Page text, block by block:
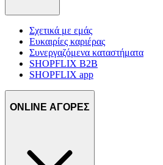
Σχετικά με εμάς
Ευκαιρίες καριέρας
Συνεργαζόμενα καταστήματα
SHOPFLIX B2B
SHOPFLIX app
ONLINE ΑΓΟΡΕΣ